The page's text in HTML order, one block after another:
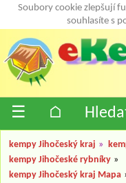
Soubory cookie zlepšují
souhlasíte s
☰ ⌂
kempy Jihočeský kraj »
kempy Jihočeské rybníky »
kempy Jihočeský kraj Mapa